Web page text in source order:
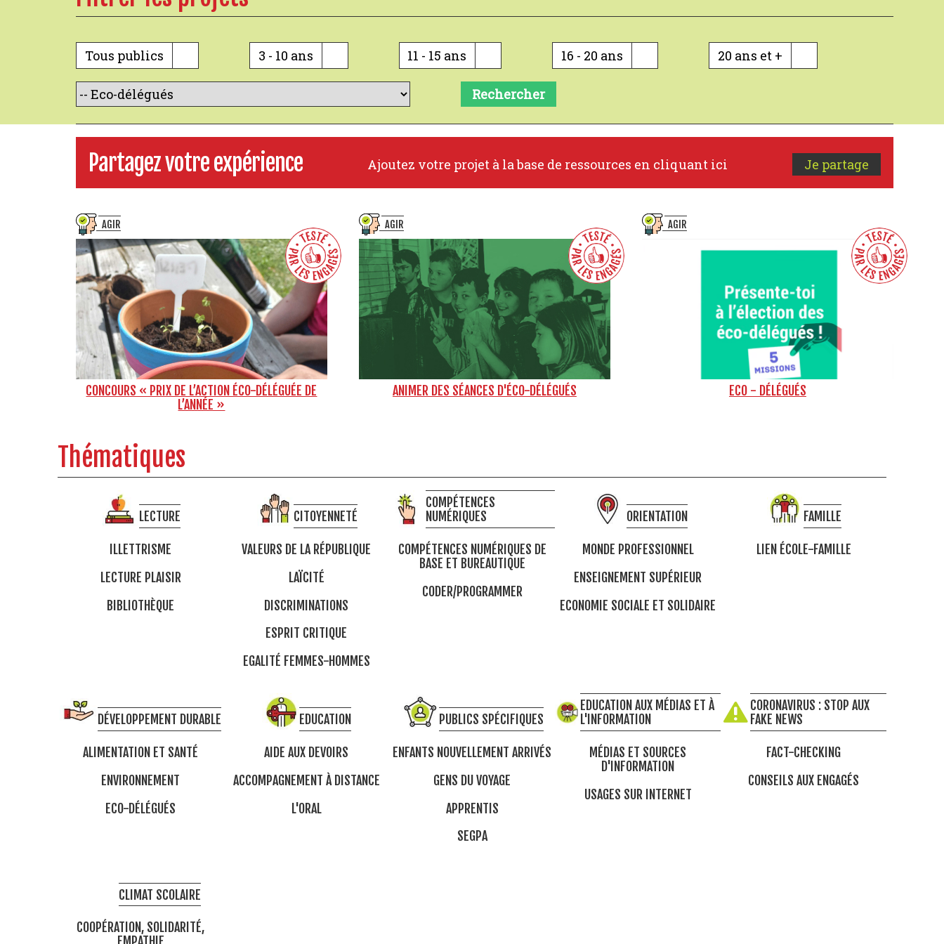
Tous publics 3 - 10 ans 11 - 15 ans 16 - 20 ans 20 ans et +
Rechercher
Partagez votre expérience Ajoutez votre projet à la base de ressources en cliquant ici Je partage
AGIR
CONCOURS « PRIX DE L’ACTION ÉCO-DÉLÉGUÉE DE
L’ANNÉE »
AGIR
ANIMER DES SÉANCES D'ÉCO-DÉLÉGUÉS
AGIR
ECO - DÉLÉGUÉS
Thématiques
LECTURE
ILLETTRISME
LECTURE PLAISIR
BIBLIOTHÈQUE
CITOYENNETÉ
VALEURS DE LA RÉPUBLIQUE
LAÏCITÉ
DISCRIMINATIONS
ESPRIT CRITIQUE
EGALITÉ FEMMES-HOMMES
COMPÉTENCES
NUMÉRIQUES
COMPÉTENCES NUMÉRIQUES DE
BASE ET BUREAUTIQUE
CODER/PROGRAMMER
ORIENTATION
MONDE PROFESSIONNEL
ENSEIGNEMENT SUPÉRIEUR
ECONOMIE SOCIALE ET SOLIDAIRE
FAMILLE
LIEN ÉCOLE-FAMILLE
DÉVELOPPEMENT DURABLE
ALIMENTATION ET SANTÉ
ENVIRONNEMENT
ECO-DÉLÉGUÉS
EDUCATION
AIDE AUX DEVOIRS
ACCOMPAGNEMENT À DISTANCE
L'ORAL
PUBLICS SPÉCIFIQUES
ENFANTS NOUVELLEMENT ARRIVÉS
GENS DU VOYAGE
APPRENTIS
SEGPA
EDUCATION AUX MÉDIAS ET À
L'INFORMATION
MÉDIAS ET SOURCES
D'INFORMATION
USAGES SUR INTERNET
CORONAVIRUS : STOP AUX
FAKE NEWS
FACT-CHECKING
CONSEILS AUX ENGAGÉS
CLIMAT SCOLAIRE
COOPÉRATION, SOLIDARITÉ,